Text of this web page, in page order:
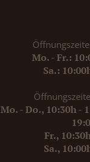
Mo. - Fr.:
Sa.:
Mo. - Do., 10:30h -
Fr.,
Sa.,